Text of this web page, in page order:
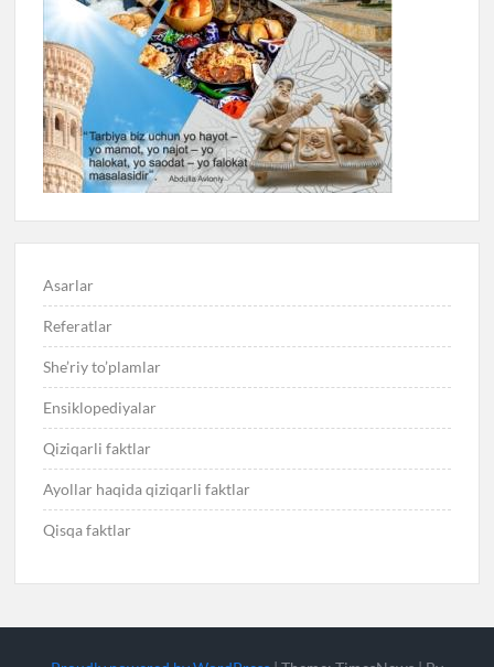
Asarlar
Referatlar
She’riy to’plamlar
Ensiklopediyalar
Qiziqarli faktlar
Ayollar haqida qiziqarli faktlar
Qisqa faktlar